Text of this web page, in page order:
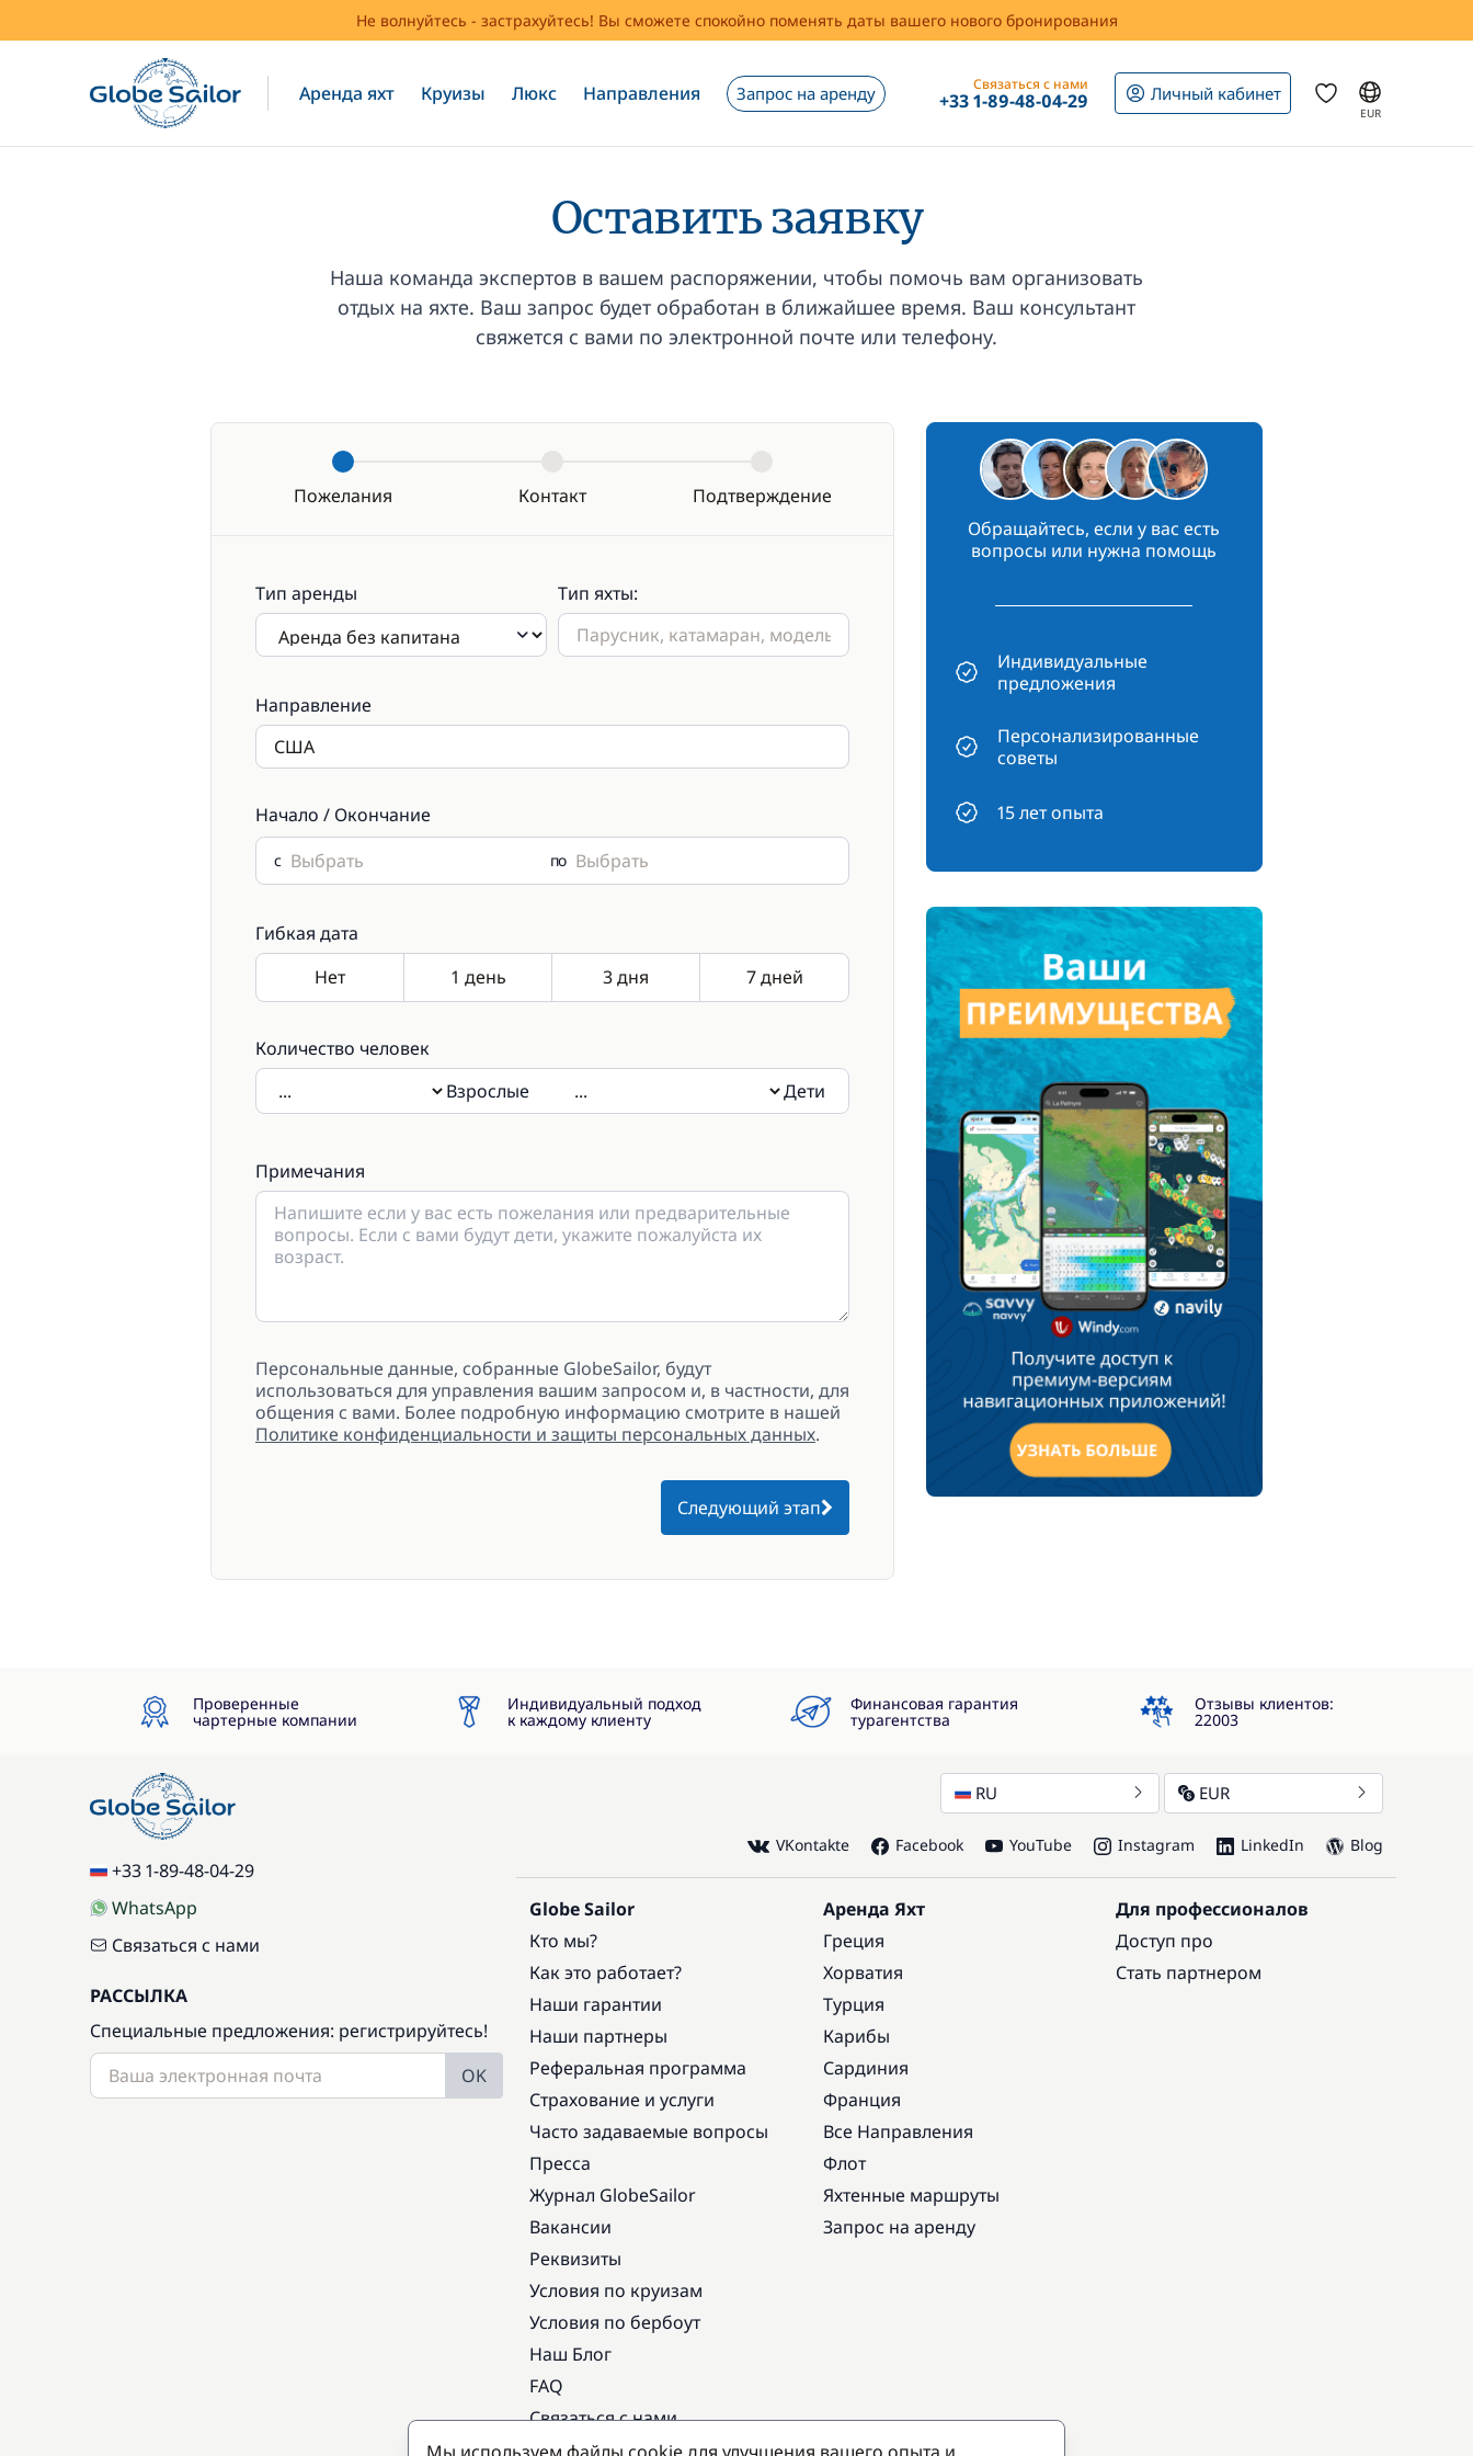
Не волнуйтесь - застрахуйтесь! Вы сможете спокойно поменять даты вашего нового бронирования
Аренда яхт Круизы Люкс Направления Запрос на аренду Связаться с нами
+33 1-89-48-04-29 Личный кабинет
EUR
Оставить заявку
Наша команда экспертов в вашем распоряжении, чтобы помочь вам организовать
отдых на яхте. Ваш запрос будет обработан в ближайшее время. Ваш консультант
свяжется с вами по электронной почте или телефону.
Пожелания Контакт Подтверждение
Тип аренды Тип яхты:
Направление
Начало / Окончание
с по
Гибкая дата
Количество человек
Взрослые
Дети
Примечания
Персональные данные, собранные GlobeSailor, будут
использоваться для управления вашим запросом и, в частности, для
общения с вами. Более подробную информацию смотрите в нашей
Политике конфиденциальности и защиты персональных данных.
Следующий этап
Обращайтесь, если у вас есть
вопросы или нужна помощь
Индивидуальные
предложения
Персонализированные
советы
15 лет опыта
Проверенные
чартерные компании
Индивидуальный подход
к каждому клиенту
Финансовая гарантия
турагентства
4.3
Отзывы клиентов:
22003
+33 1-89-48-04-29
WhatsApp
Связаться с нами
РАССЫЛКА
Специальные предложения: регистрируйтесь!
OK
RU EUR
VKontakte Facebook YouTube Instagram LinkedIn Blog
Globe Sailor
Кто мы?
Как это работает?
Наши гарантии
Наши партнеры
Реферальная программа
Страхование и услуги
Часто задаваемые вопросы
Пресса
Журнал GlobeSailor
Вакансии
Реквизиты
Условия по круизам
Условия по бербоут
Наш Блог
FAQ
Связаться с нами
Аренда Яхт
Греция
Хорватия
Турция
Карибы
Сардиния
Франция
Все Направления
Флот
Яхтенные маршруты
Запрос на аренду
Для профессионалов
Доступ про
Стать партнером